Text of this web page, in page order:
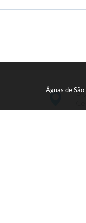
Águas de